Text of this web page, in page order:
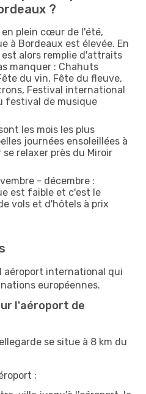
?
plein cœur de l'été,
à Bordeaux est élevée. En
est alors remplie d'attraits
manquer : Chahuts
du vin, Fête du fleuve,
Festival international
festival de musique
les mois les plus
journées ensoleillées à
relaxer près du Miroir
- décembre :
est faible et c'est le
vols et d'hôtels à prix
aéroport international qui
européennes.
l'aéroport de
se situe à 8 km du
: